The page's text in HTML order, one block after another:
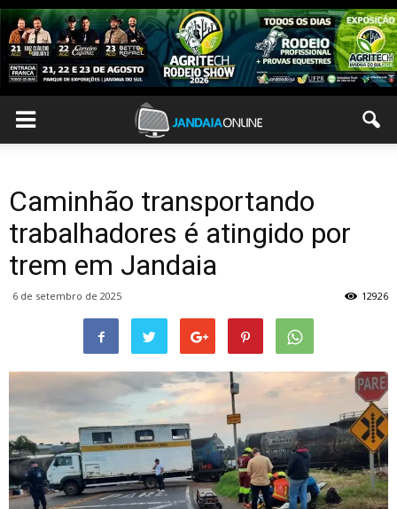
Caminhão transportando
trabalhadores é atingido por
trem em Jandaia
6 de setembro de 2025 12926